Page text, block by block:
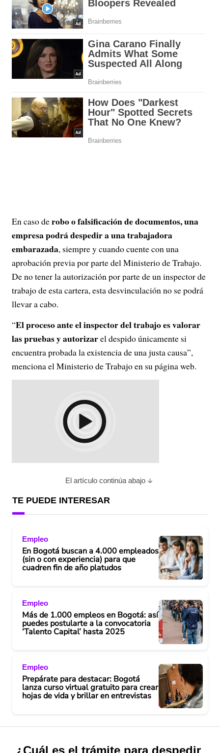
En caso derobo o falsificación de documentos, una
empresa podrá despedir a una trabajadora
embarazada, siempre y cuando cuente con una
aprobación previa por parte del Ministerio de Trabajo.
De no tener la autorización por parte de un inspector de
trabajo de esta cartera, esta desvinculación no se podrá
llevar a cabo.
“El proceso ante el inspector del trabajo es valorar
las pruebas y autorizarel despido únicamente si
encuentra probada la existencia de una justa causa”,
menciona el Ministerio de Trabajo en su página web.
El artículo continúa abajo
TE PUEDE INTERESAR
Empleo
En Bogotá buscan a 4.000 empleados
(sin o con experiencia) para que
cuadren fin de año platudos
Empleo
Más de 1.000 empleos en Bogotá: así
puedes postularte a la convocatoria
‘Talento Capital’ hasta 2025
Empleo
Prepárate para destacar: Bogotá
lanza curso virtual gratuito para crear
hojas de vida y brillar en entrevistas
¿Cuál es el trámite para despedir